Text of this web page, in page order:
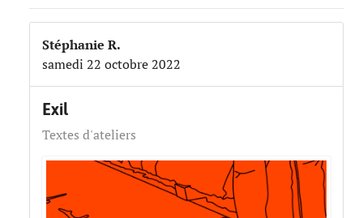
Stéphanie R.
samedi 22 octobre 2022
Exil
Textes d'ateliers